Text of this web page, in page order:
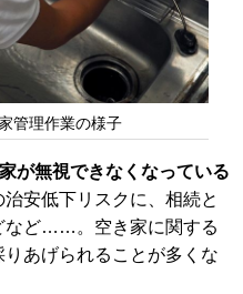
管理作業の様子
が無視できなくなっている
安低下リスクに、相続と
など……。空き家に関する
あげられることが多くな